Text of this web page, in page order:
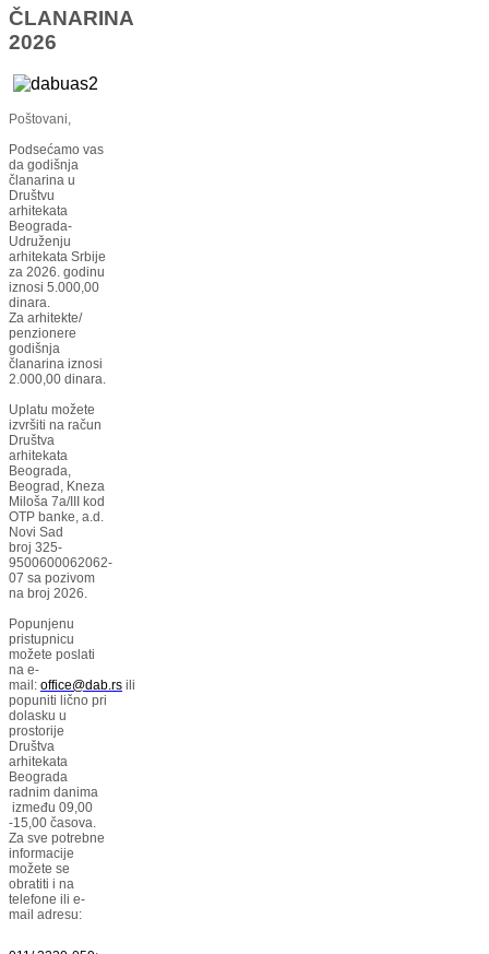
ČLANARINA
2026
Poštovani,
Podsećamo vas
da godišnja
članarina u
Društvu
arhitekata
Beograda-
Udruženju
arhitekata Srbije
za 2026. godinu
iznosi 5.000,00
dinara.
Za arhitekte/
penzionere
godišnja
članarina iznosi
2.000,00 dinara.
Uplatu možete
izvršiti na račun
Društva
arhitekata
Beograda,
Beograd, Kneza
Miloša 7a/III kod
OTP banke, a.d.
Novi Sad
broj 325-
9500600062062-
07 sa pozivom
na broj 2026.
Popunjenu
pristupnicu
možete poslati
na e-
mail: office@dab.rs ili
popuniti lično pri
dolasku u
prostorije
Društva
arhitekata
Beograda
radnim danima
između 09,00
-15,00 časova.
Za sve potrebne
informacije
možete se
obratiti i na
telefone ili e-
mail adresu: